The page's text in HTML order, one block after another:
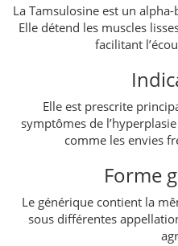
La Tamsulosine est un
Elle détend les muscles
facilitant
Elle est prescrite
symptômes de
comme les envies
Forme
Le générique contient la
sous différentes